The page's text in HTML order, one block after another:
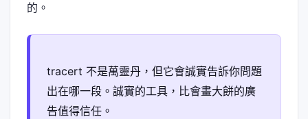
的。
tracert 不是萬靈丹，但它會誠實告訴你問題
出在哪一段。誠實的工具，比會畫大餅的廣
告值得信任。